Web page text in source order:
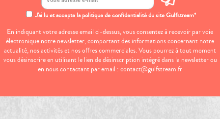
J'ai lu et accepte la politique de confidentialité du site Gulfstream*
En indiquant votre adresse email ci-dessus, vous consentez à recevoir par voie
électronique notre newsletter, comportant des informations concernant notre
actualité, nos activités et nos offres commerciales. Vous pourrez à tout moment
vous désinscrire en utilisant le lien de désinscription intégré dans la newsletter ou
en nous contactant par email : contact@gulfstream.fr